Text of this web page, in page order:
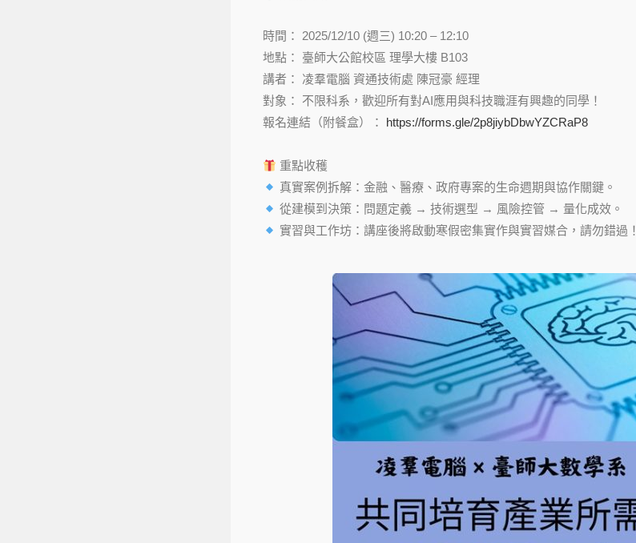
時間： 2025/12/10 (週三) 10:20 – 12:10
地點： 臺師大公館校區 理學大樓 B103
講者： 凌羣電腦 資通技術處 陳冠豪 經理
對象： 不限科系，歡迎所有對AI應用與科技職涯有興趣的同學！
報名連結（附餐盒）： https://forms.gle/2p8jiybDbwYZCRaP8
重點收穫
真實案例拆解：金融、醫療、政府專案的生命週期與協作關鍵。
從建模到決策：問題定義 → 技術選型 → 風險控管 → 量化成效。
實習與工作坊：講座後將啟動寒假密集實作與實習媒合，請勿錯過！